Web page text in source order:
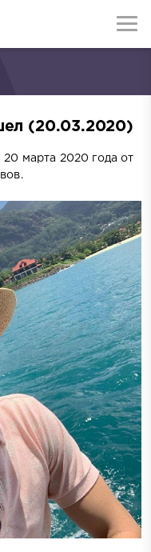
(20.03.2020)
марта 2020 года от